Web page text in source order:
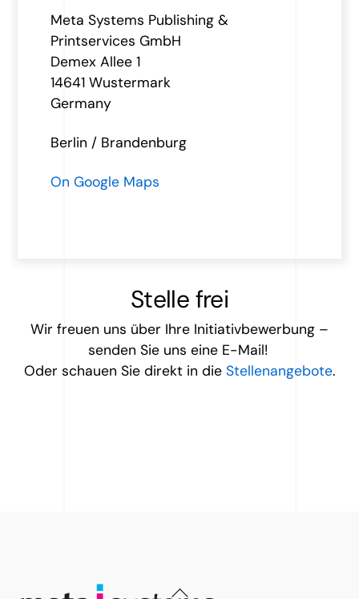
Meta Systems Publishing &
Printservices GmbH
Demex Allee 1
14641 Wustermark
Germany
Berlin / Brandenburg
On Google Maps
Stelle frei
Wir freuen uns über Ihre Initiativbewerbung –
senden Sie uns eine E-Mail!
Oder schauen Sie direkt in die Stellenangebote.
Back